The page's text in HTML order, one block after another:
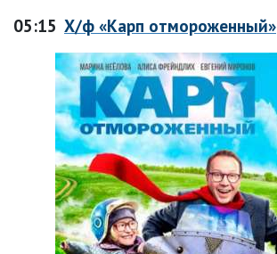
05:15 Х/ф «Карп отмороженный»